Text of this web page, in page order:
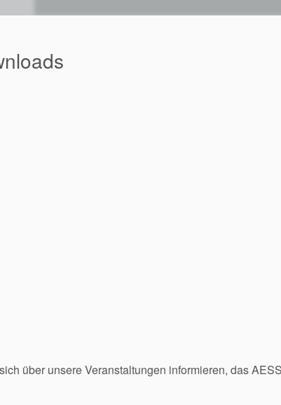
über unsere Veranstaltungen informieren, das